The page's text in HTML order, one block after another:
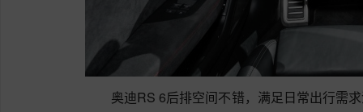
奥迪RS 6后排空间不错，满足日常出行需